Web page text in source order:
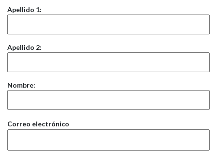
Apellido 1:
Apellido 2:
Nombre:
Correo electrónico